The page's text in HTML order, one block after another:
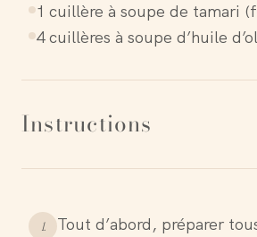
1 cuillère à soupe de tamari
4 cuillères à soupe d’huile
Instructions
1.
Tout d’abord, préparer